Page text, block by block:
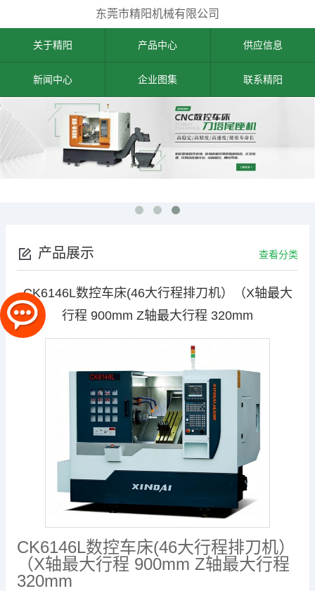
东莞市精阳机械有限公司
关于精阳 产品中心 供应信息
新闻中心 企业图集 联系精阳
产品展示 查看分类
CK6146L数控车床(46大行程排刀机）（X轴最大
行程 900mm Z轴最大行程 320mm
CK6146L数控车床(46大行程排刀机）
（X轴最大行程 900mm Z轴最大行程
320mm